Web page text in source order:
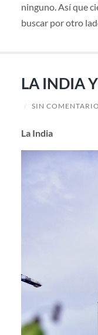
ninguno. Así que
buscar por otro
LA INDIA
/ SIN
La India